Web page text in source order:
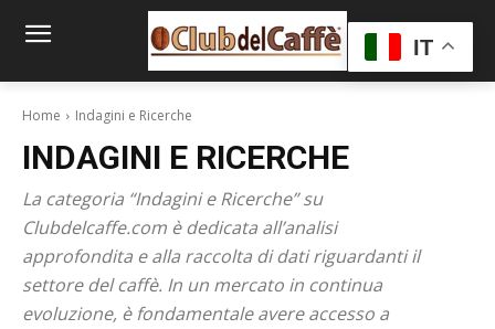
Home Indagini e Ricerche
INDAGINI E RICERCHE
La categoria “Indagini e Ricerche” su
Clubdelcaffe.com è dedicata all’analisi
approfondita e alla raccolta di dati riguardanti il
settore del caffè. In un mercato in continua
evoluzione, è fondamentale avere accesso a
IT